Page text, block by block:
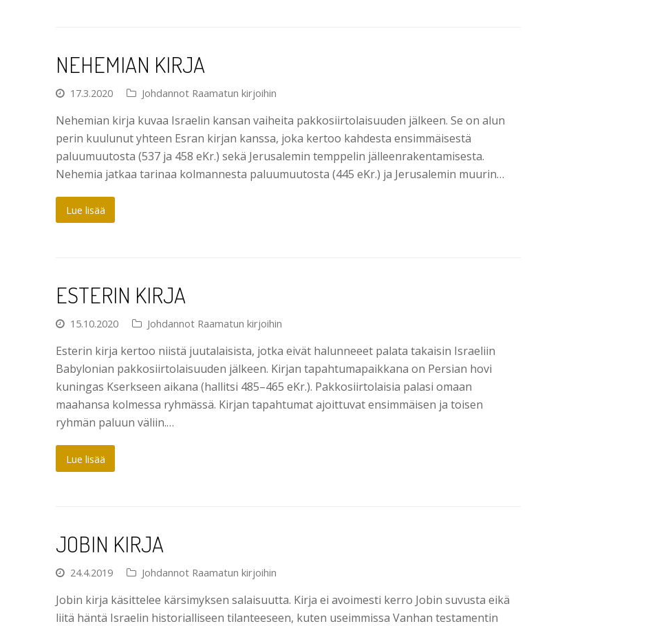
NEHEMIAN KIRJA
17.3.2020 Johdannot Raamatun kirjoihin
Nehemian kirja kuvaa Israelin kansan vaiheita pakkosiirtolaisuuden jälkeen. Se on alun
perin kuulunut yhteen Esran kirjan kanssa, joka kertoo kahdesta ensimmäisestä
paluumuutosta (537 ja 458 eKr.) sekä Jerusalemin temppelin jälleenrakentamisesta.
Nehemia jatkaa tarinaa kolmannesta paluumuutosta (445 eKr.) ja Jerusalemin muurin…
Lue lisää
ESTERIN KIRJA
15.10.2020 Johdannot Raamatun kirjoihin
Esterin kirja kertoo niistä juutalaisista, jotka eivät halunneeet palata takaisin Israeliin
Babylonian pakkosiirtolaisuuden jälkeen. Kirjan tapahtumapaikkana on Persian hovi
kuningas Kserkseen aikana (hallitsi 485–465 eKr.). Pakkosiirtolaisia palasi omaan
maahansa kolmessa ryhmässä. Kirjan tapahtumat ajoittuvat ensimmäisen ja toisen
ryhmän paluun väliin.…
Lue lisää
JOBIN KIRJA
24.4.2019 Johdannot Raamatun kirjoihin
Jobin kirja käsittelee kärsimyksen salaisuutta. Kirja ei avoimesti kerro Jobin suvusta eikä
liitä häntä Israelin historialliseen tilanteeseen, kuten useimmissa Vanhan testamentin